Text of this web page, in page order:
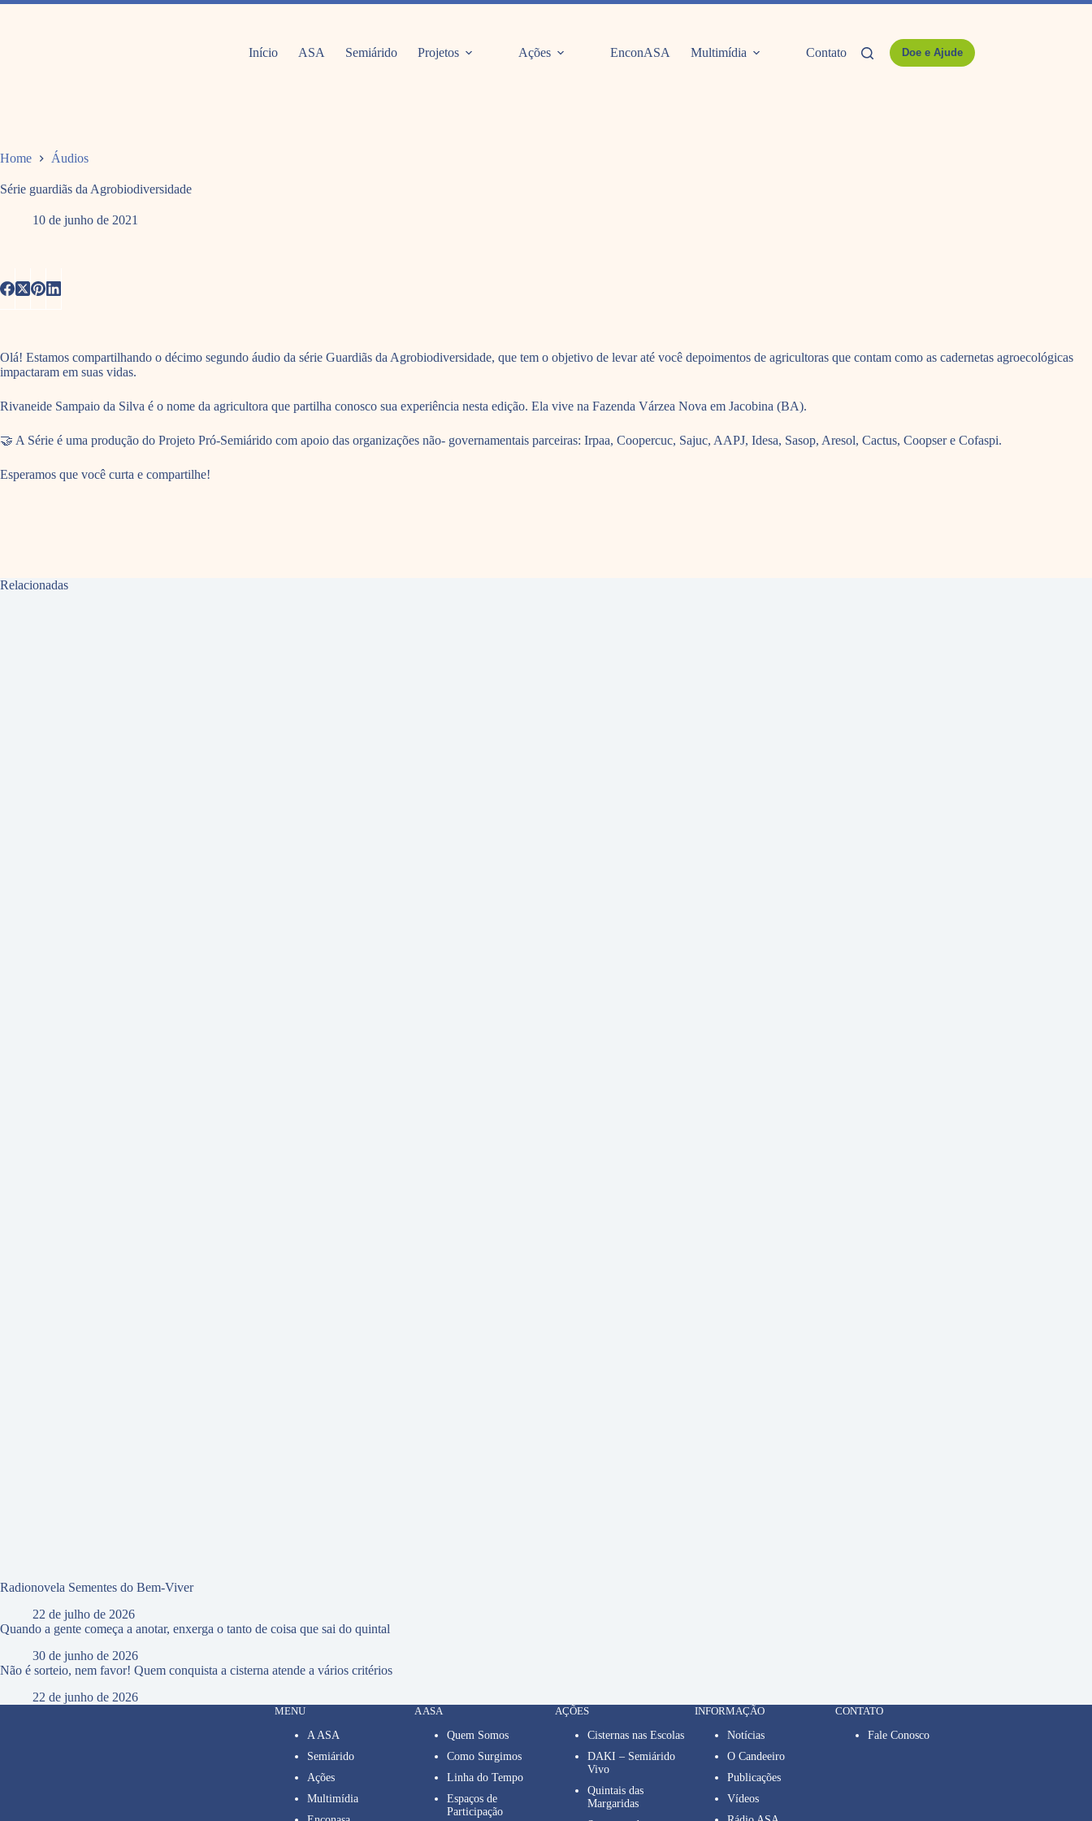
Pular
Início ASA Semiárido Projetos Ações EnconASA Multimídia Contato Doe e Ajude
Home Áudios
Série guardiãs da Agrobiodiversidade
10 de junho de 2021
Olá! Estamos compartilhando o décimo segundo áudio da série Guardiãs da Agrobiodiversidade, que tem o objetivo de levar até você depoimentos de agricultoras que contam como as cadernetas agroecológicas
impactaram em suas vidas.
Rivaneide Sampaio da Silva é o nome da agricultora que partilha conosco sua experiência nesta edição. Ela vive na Fazenda Várzea Nova em Jacobina (BA).
🤝 A Série é uma produção do Projeto Pró-Semiárido com apoio das organizações não- governamentais parceiras: Irpaa, Coopercuc, Sajuc, AAPJ, Idesa, Sasop, Aresol, Cactus, Coopser e Cofaspi.
Esperamos que você curta e compartilhe!
Relacionadas
Radionovela Sementes do Bem-Viver
22 de julho de 2026
Quando a gente começa a anotar, enxerga o tanto de coisa que sai do quintal
30 de junho de 2026
Não é sorteio, nem favor! Quem conquista a cisterna atende a vários critérios
22 de junho de 2026
MENU
A ASA
Semiárido
Ações
Multimídia
A ASA
Quem Somos
Como Surgimos
Linha do Tempo
Espaços de
Participação
AÇÕES
Cisternas nas Escolas
DAKI – Semiárido
Vivo
Quintais das
Margaridas
INFORMAÇÃO
Notícias
O Candeeiro
Publicações
Vídeos
CONTATO
Fale Conosco